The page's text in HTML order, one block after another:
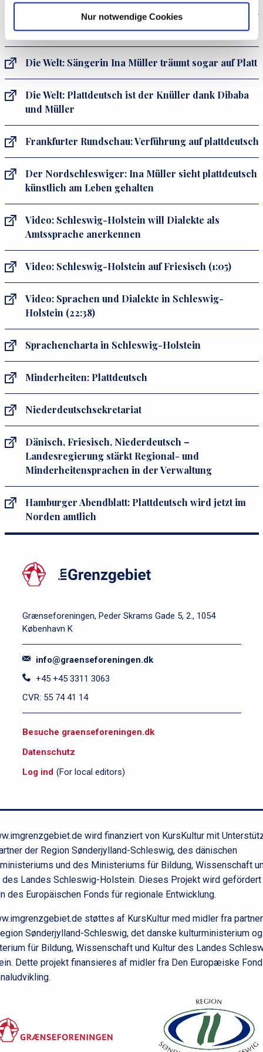
Nur notwendige Cookies
Video: Ina Müller: De Klock is dree (3:21)
Die Welt: Sängerin Ina Müller träumt sogar auf Platt
Die Welt: Plattdeutsch ist der Knüller dank Dibaba
und Müller
Frankfurter Rundschau: Verführung auf plattdeutsch
Der Nordschleswiger: Ina Müller sieht plattdeutsch
künstlich am Leben gehalten
Video: Schleswig-Holstein will Dialekte als
Amtssprache anerkennen
Video: Schleswig-Holstein auf Friesisch (1:05)
Video: Sprachen und Dialekte in Schleswig-
Holstein (22:38)
Sprachencharta in Schleswig-Holstein
Minderheiten: Plattdeutsch
Niederdeutschsekretariat
Dänisch, Friesisch, Niederdeutsch –
Landesregierung stärkt Regional- und
Minderheitensprachen in der Verwaltung
Hamburger Abendblatt: Plattdeutsch wird jetzt im
Norden amtlich
Grænseforeningen, Peder Skrams Gade 5, 2., 1054
København K
info@graenseforeningen.dk
+45 +45 3311 3063
CVR: 55 74 41 14
i
d
e
o
Besuche graenseforeningen.dk
Datenschutz
Log ind (For local editors)
wird finanziert von KursKultur mit
der Region Sønderjylland-Schleswig, des dänischen
und des Ministeriums für Bildung, Wissenschaft
des Landes Schleswig-Holstein. Dieses Projekt wird
des Europäischen Fonds für regionale Entwicklung.
støttes af KursKultur med midler fra
Sønderjylland-Schleswig, det danske kulturministerium og
für Bildung, Wissenschaft und Kultur des Landes
Dette projekt finansieres af midler fra Den Europæiske